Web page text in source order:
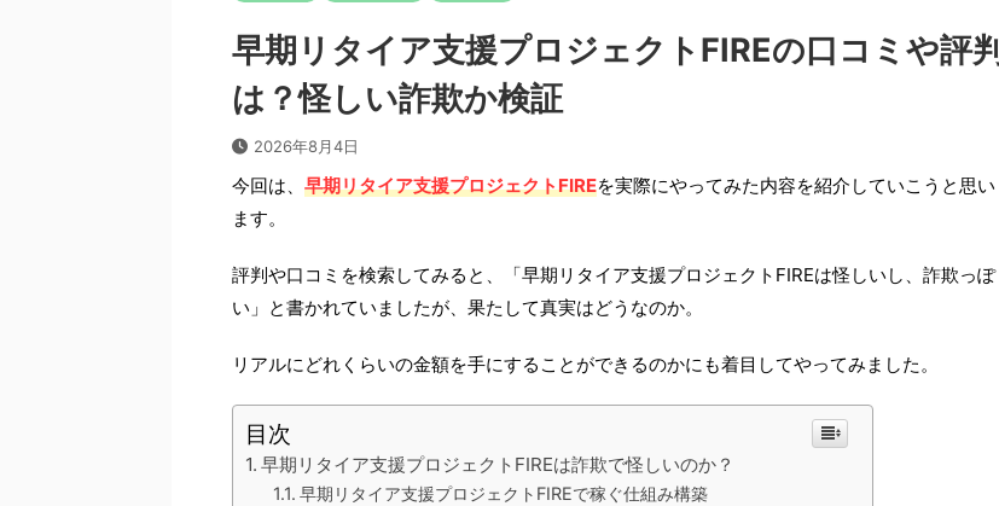
早期リタイア支援プロジェクトFIREの口コミや評判
は？怪しい詐欺か検証
2026年8月4日
今回は、 早期リタイア支援プロジェクトFIREを実際にやってみた内容を紹介していこうと思い
ます。
評判や口コミを検索してみると、「早期リタイア支援プロジェクトFIREは怪しいし、詐欺っぽ
い」と書かれていましたが、果たして真実はどうなのか。
リアルにどれくらいの金額を手にすることができるのかにも着目してやってみました。
目次
早期リタイア支援プロジェクトFIREは詐欺で怪しいのか？
早期リタイア支援プロジェクトFIREで稼ぐ仕組み構築